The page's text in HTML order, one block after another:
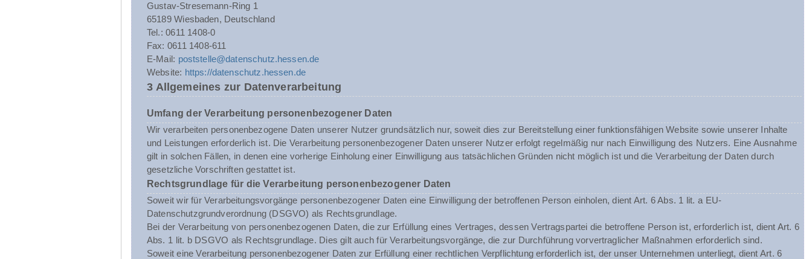
Gustav-Stresemann-Ring 1
65189 Wiesbaden, Deutschland
Tel.: 0611 1408-0
Fax: 0611 1408-611
E-Mail: poststelle@datenschutz.hessen.de
Website: https://datenschutz.hessen.de
3 Allgemeines zur Datenverarbeitung
Umfang der Verarbeitung personenbezogener Daten
Wir verarbeiten personenbezogene Daten unserer Nutzer grundsätzlich nur, soweit dies zur Bereitstellung einer funktionsfähigen Website sowie unserer Inhalte
und Leistungen erforderlich ist. Die Verarbeitung personenbezogener Daten unserer Nutzer erfolgt regelmäßig nur nach Einwilligung des Nutzers. Eine Ausnahme
gilt in solchen Fällen, in denen eine vorherige Einholung einer Einwilligung aus tatsächlichen Gründen nicht möglich ist und die Verarbeitung der Daten durch
gesetzliche Vorschriften gestattet ist.
Rechtsgrundlage für die Verarbeitung personenbezogener Daten
Soweit wir für Verarbeitungsvorgänge personenbezogener Daten eine Einwilligung der betroffenen Person einholen, dient Art. 6 Abs. 1 lit. a EU-
Datenschutzgrundverordnung (DSGVO) als Rechtsgrundlage.
Bei der Verarbeitung von personenbezogenen Daten, die zur Erfüllung eines Vertrages, dessen Vertragspartei die betroffene Person ist, erforderlich ist, dient Art. 6
Abs. 1 lit. b DSGVO als Rechtsgrundlage. Dies gilt auch für Verarbeitungsvorgänge, die zur Durchführung vorvertraglicher Maßnahmen erforderlich sind.
Soweit eine Verarbeitung personenbezogener Daten zur Erfüllung einer rechtlichen Verpflichtung erforderlich ist, der unser Unternehmen unterliegt, dient Art. 6